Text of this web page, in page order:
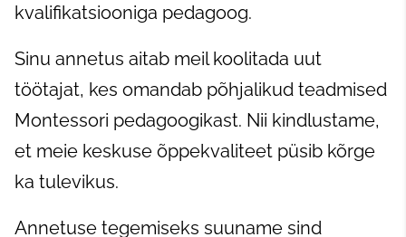
kvalifikatsiooniga pedagoog.
Sinu annetus aitab meil koolitada uut
töötajat, kes omandab põhjalikud teadmised
Montessori pedagoogikast. Nii kindlustame,
et meie keskuse õppekvaliteet püsib kõrge
ka tulevikus.
Annetuse tegemiseks suuname sind